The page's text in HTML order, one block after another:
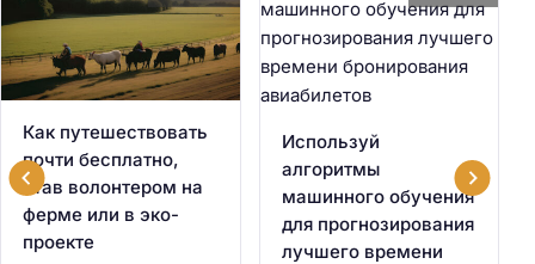
Как путешествовать
почти бесплатно,
став волонтером на
ферме или в эко-
проекте
Используй
алгоритмы
машинного обучения
для прогнозирования
лучшего времени